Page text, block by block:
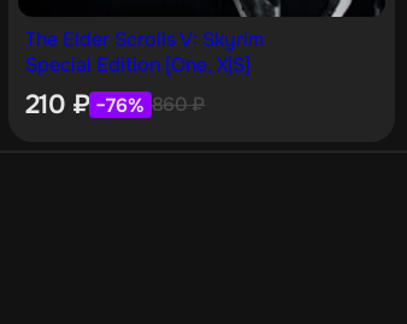
The Elder Scrolls V: Skyrim
Special Edition [One, X|S]
210 ₽ −76% 860₽